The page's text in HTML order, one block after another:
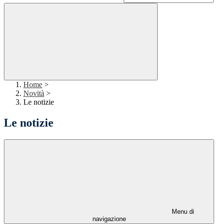
Home >
Novità >
Le notizie
Le notizie
Menu di
navigazione